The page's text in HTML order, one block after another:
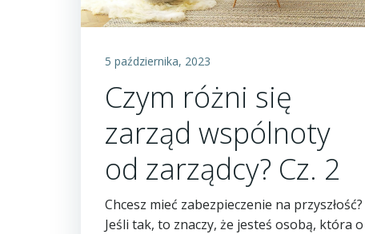
5 października, 2023
Czym różni się
zarząd wspólnoty
od zarządcy? Cz. 2
Chcesz mieć zabezpieczenie na przyszłość?
Jeśli tak, to znaczy, że jesteś osobą, która o